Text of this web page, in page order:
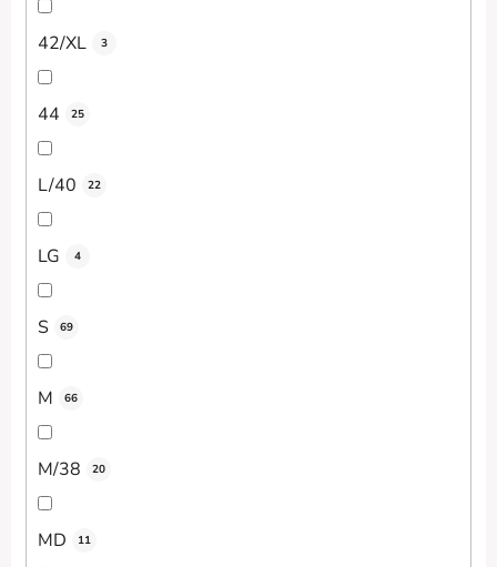
42/XL 3
44 25
L/40 22
LG 4
S 69
M 66
M/38 20
MD 11